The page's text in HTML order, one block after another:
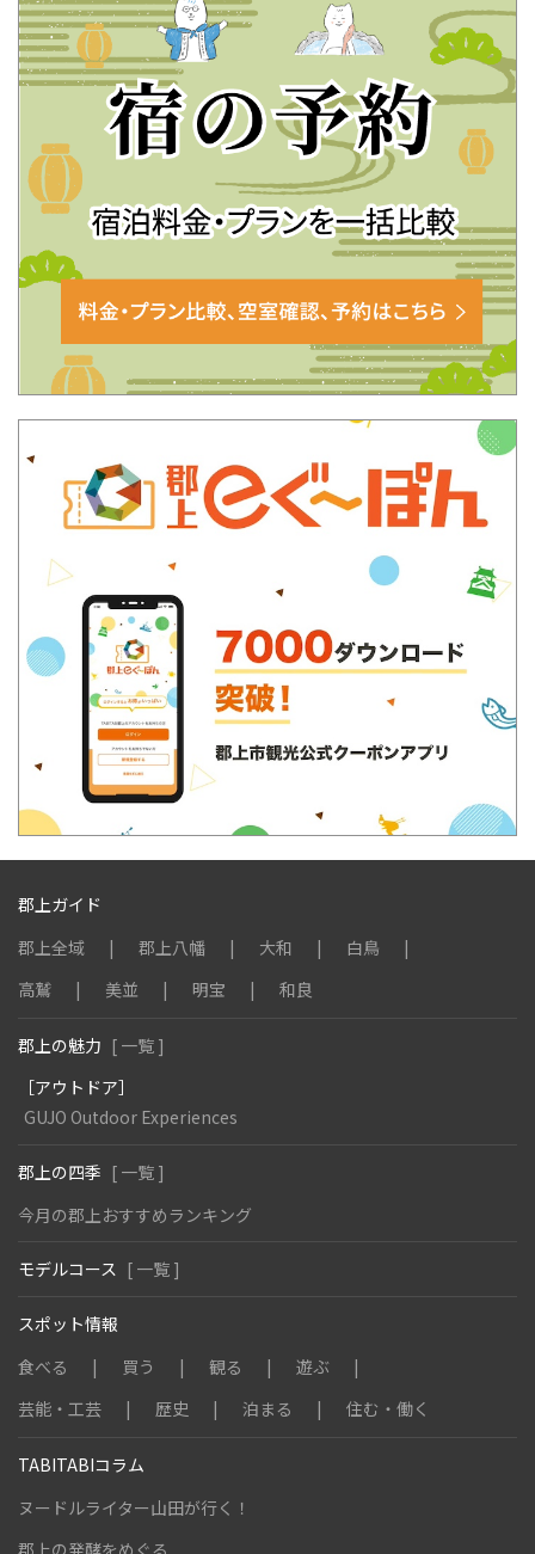
郡上ガイド
郡上全域
郡上八幡 大和
白鳥
高鷲
美並 明宝 和良
郡上の魅力 [ 一覧 ]
［アウトドア］
GUJO Outdoor Experiences
郡上の四季 [ 一覧 ]
今月の郡上おすすめランキング
モデルコース [ 一覧 ]
スポット情報
食べる
買う 観る
遊ぶ
芸能・工芸
歴史 泊まる 住む・働く
TABITABIコラム
ヌードルライター山田が行く！